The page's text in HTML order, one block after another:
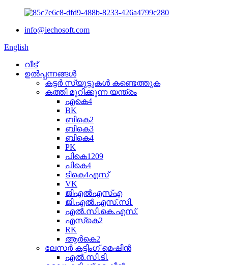
info@iechosoft.com
English
വീട്
ഉൽപ്പന്നങ്ങൾ
കട്ടർ സ്യൂട്ടുകൾ കണ്ടെത്തുക
കത്തി മുറിക്കുന്ന യന്ത്രം
എകെ4
BK
ബികെ2
ബികെ3
ബികെ4
PK
പികെ1209
പികെ4
ടികെ4എസ്
VK
ജിഎൽഎസ്എ
ജി.എൽ.എസ്.സി.
എൽ.സി.കെ.എസ്.
എസ്‌കെ2
RK
ആർ‌കെ2
ലേസർ കട്ടിംഗ് മെഷീൻ
എൽ.സി.ടി.